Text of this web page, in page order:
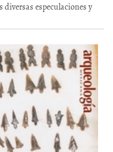
diversas especulaciones y